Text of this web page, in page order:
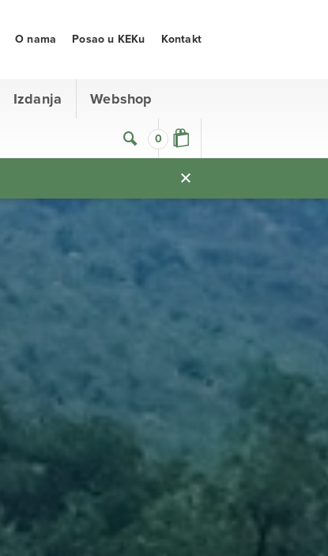
0
Izdanja Webshop
O nama Posao u KEKu Kontakt